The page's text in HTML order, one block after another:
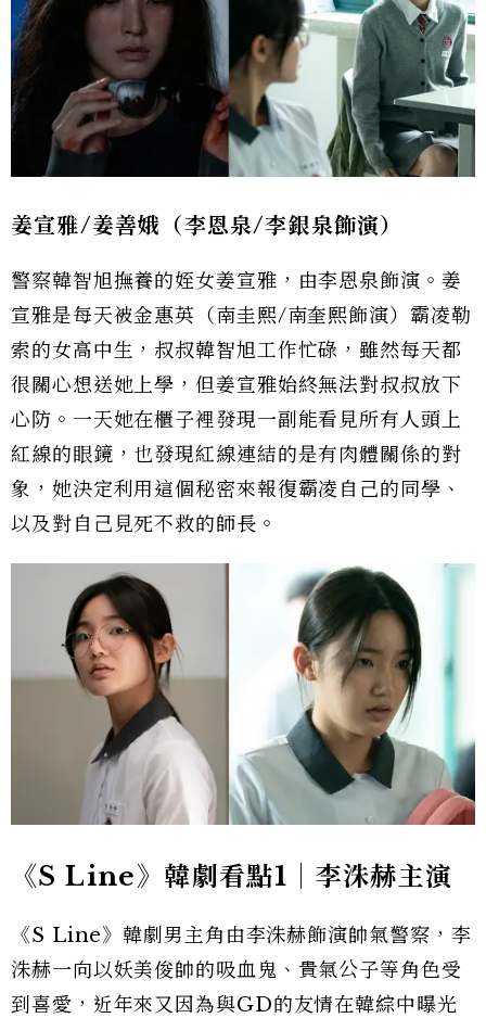
姜宣雅/姜善娥（李恩泉/李銀泉飾演）
警察韓智旭撫養的姪女姜宣雅，由李恩泉飾演。姜
宣雅是每天被金惠英（南圭熙/南奎熙飾演）霸凌勒
索的女高中生，叔叔韓智旭工作忙碌，雖然每天都
很關心想送她上學，但姜宣雅始終無法對叔叔放下
心防。一天她在櫃子裡發現一副能看見所有人頭上
紅線的眼鏡，也發現紅線連結的是有肉體關係的對
象，她決定利用這個秘密來報復霸凌自己的同學、
以及對自己見死不救的師長。
《S Line》韓劇看點1｜李洙赫主演
《S Line》韓劇男主角由李洙赫飾演帥氣警察，李
洙赫一向以妖美俊帥的吸血鬼、貴氣公子等角色受
到喜愛，近年來又因為與GD的友情在韓綜中曝光